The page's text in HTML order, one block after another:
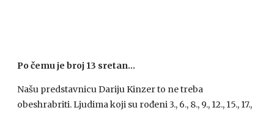
Po čemu je broj 13 sretan…
Našu predstavnicu Dariju Kinzer to ne treba
obeshrabriti. Ljudima koji su rođeni 3., 6., 8., 9., 12., 15., 17.,